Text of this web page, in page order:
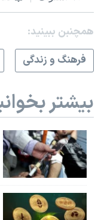
همچنبن ببینید:
فرهنگ و زندگی
بیشتر